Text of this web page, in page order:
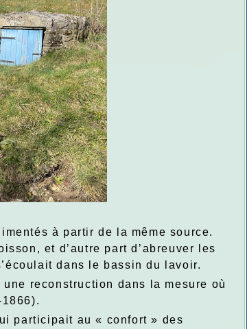
à partir de la même source.
et d’autre part d’abreuver les
dans le bassin du lavoir.
reconstruction dans la mesure où
participait au « confort » des